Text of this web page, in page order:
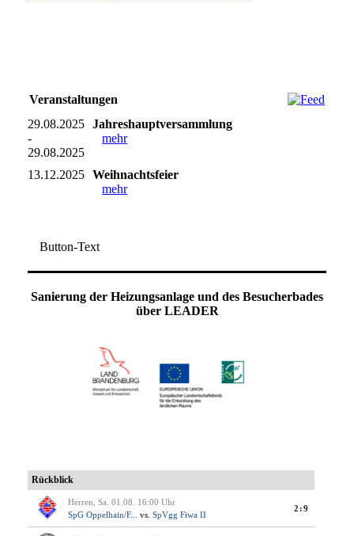
Veranstaltungen
29.08.2025
-
29.08.2025
Jahreshauptversammlung
mehr
13.12.2025 Weihnachtsfeier
mehr
Button-Text
Sanierung der Heizungsanlage und des Besucherbades
über LEADER